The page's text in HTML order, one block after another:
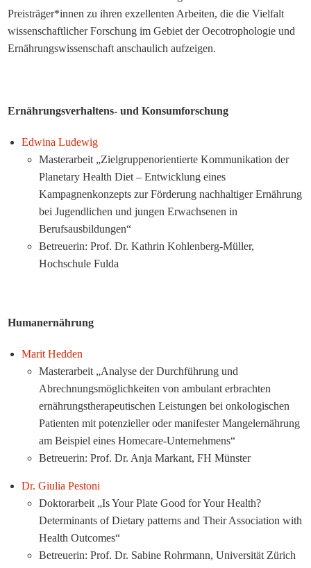
Preisträger*innen zu ihren exzellenten Arbeiten, die die Vielfalt
wissenschaftlicher Forschung im Gebiet der Oecotrophologie und
Ernährungswissenschaft anschaulich aufzeigen.
Ernährungsverhaltens- und Konsumforschung
Edwina Ludewig
Masterarbeit „Zielgruppenorientierte Kommunikation der
Planetary Health Diet – Entwicklung eines
Kampagnenkonzepts zur Förderung nachhaltiger Ernährung
bei Jugendlichen und jungen Erwachsenen in
Berufsausbildungen“
Betreuerin: Prof. Dr. Kathrin Kohlenberg-Müller,
Hochschule Fulda
Humanernährung
Marit Hedden
Masterarbeit „Analyse der Durchführung und
Abrechnungsmöglichkeiten von ambulant erbrachten
ernährungstherapeutischen Leistungen bei onkologischen
Patienten mit potenzieller oder manifester Mangelernährung
am Beispiel eines Homecare-Unternehmens“
Betreuerin: Prof. Dr. Anja Markant, FH Münster
Dr. Giulia Pestoni
Doktorarbeit „Is Your Plate Good for Your Health?
Determinants of Dietary patterns and Their Association with
Health Outcomes“
Betreuerin: Prof. Dr. Sabine Rohrmann, Universität Zürich